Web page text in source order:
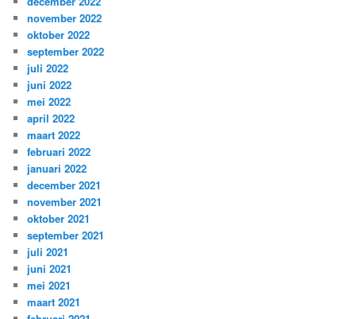
november 2022
oktober 2022
september 2022
juli 2022
juni 2022
mei 2022
april 2022
maart 2022
februari 2022
januari 2022
december 2021
november 2021
oktober 2021
september 2021
juli 2021
juni 2021
mei 2021
maart 2021